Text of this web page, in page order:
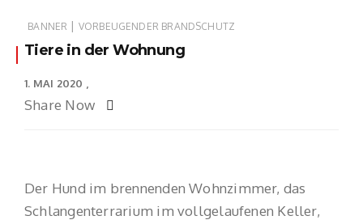
BANNER | VORBEUGENDER BRANDSCHUTZ
Tiere in der Wohnung
1. MAI 2020
Share Now
Der Hund im brennenden Wohnzimmer, das
Schlangenterrarium im vollgelaufenen Keller,